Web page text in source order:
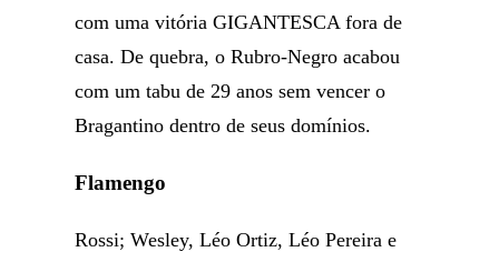
com uma vitória GIGANTESCA fora de
casa. De quebra, o Rubro-Negro acabou
com um tabu de 29 anos sem vencer o
Bragantino dentro de seus domínios.
Flamengo
Rossi; Wesley, Léo Ortiz, Léo Pereira e